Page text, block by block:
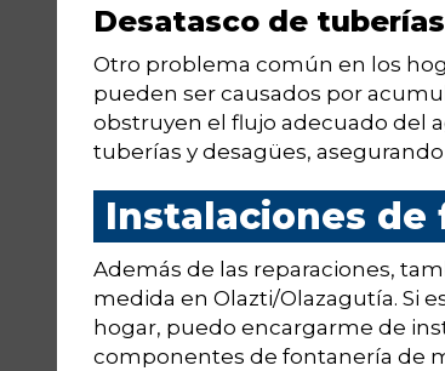
Desatasco de
Otro problema común en los
pueden ser causados por
obstruyen el flujo adecuado del
tuberías y desagües,
Instalaciones
Además de las reparaciones,
medida en Olazti/Olazagutía. Si
hogar, puedo encargarme de
componentes de fontanería de